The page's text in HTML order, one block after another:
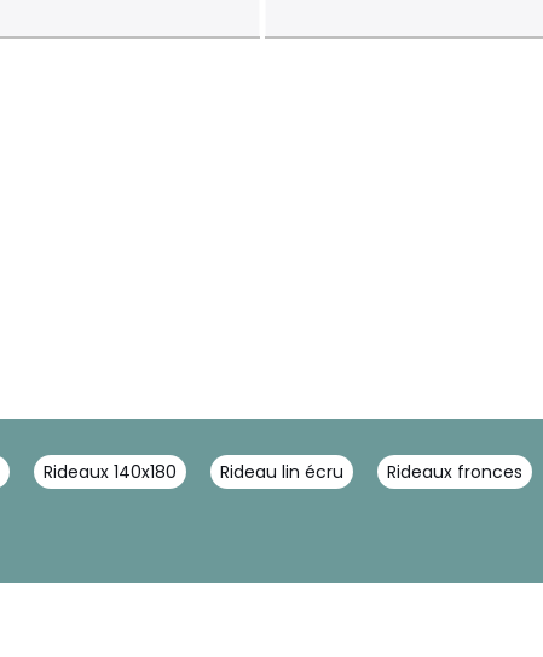
Rideaux 140x180 Rideau lin écru Rideaux fronces